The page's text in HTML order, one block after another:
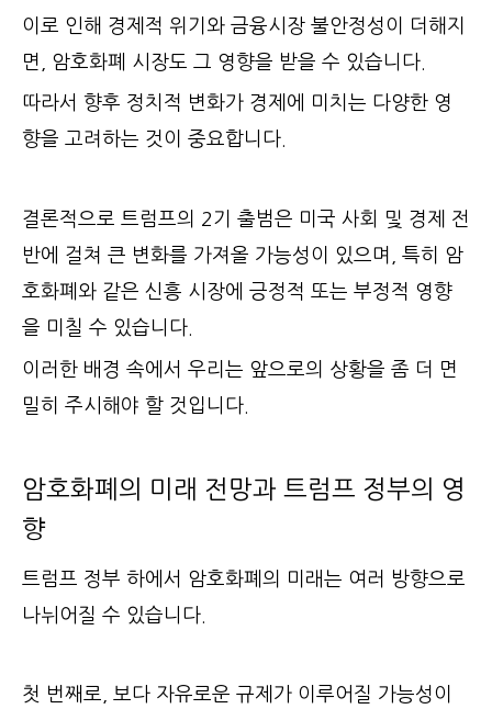
이로 인해 경제적 위기와 금융시장 불안정성이 더해지
면, 암호화폐 시장도 그 영향을 받을 수 있습니다.
따라서 향후 정치적 변화가 경제에 미치는 다양한 영
향을 고려하는 것이 중요합니다.
결론적으로 트럼프의 2기 출범은 미국 사회 및 경제 전
반에 걸쳐 큰 변화를 가져올 가능성이 있으며, 특히 암
호화폐와 같은 신흥 시장에 긍정적 또는 부정적 영향
을 미칠 수 있습니다.
이러한 배경 속에서 우리는 앞으로의 상황을 좀 더 면
밀히 주시해야 할 것입니다.
암호화폐의 미래 전망과 트럼프 정부의 영
향
트럼프 정부 하에서 암호화폐의 미래는 여러 방향으로
나뉘어질 수 있습니다.
첫 번째로, 보다 자유로운 규제가 이루어질 가능성이